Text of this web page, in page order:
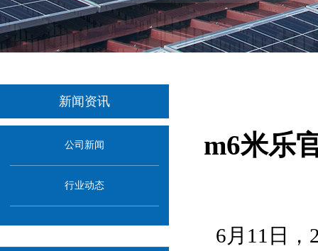
新闻资讯
公司新闻
行业动态
m6米乐
6月11日，